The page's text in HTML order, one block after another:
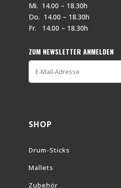
Mi. 14.00 – 18.30h
Do. 14.00 – 18.30h
Fr. 14.00 – 18.30h
ZUM NEWSLETTER ANMELDEN
SHOP
Drum-Sticks
Mallets
Zubehör